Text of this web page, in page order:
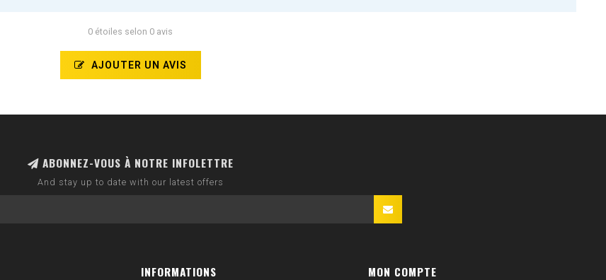
0 étoiles selon 0 avis
AJOUTER UN AVIS
ABONNEZ-VOUS À NOTRE INFOLETTRE
And stay up to date with our latest offers
INFORMATIONS MON COMPTE